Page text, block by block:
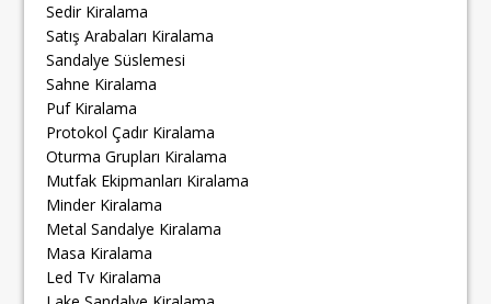
Sedir Kiralama
Satış Arabaları Kiralama
Sandalye Süslemesi
Sahne Kiralama
Puf Kiralama
Protokol Çadır Kiralama
Oturma Grupları Kiralama
Mutfak Ekipmanları Kiralama
Minder Kiralama
Metal Sandalye Kiralama
Masa Kiralama
Led Tv Kiralama